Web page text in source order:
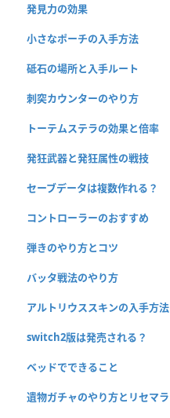
発見力の効果
小さなポーチの入手方法
砥石の場所と入手ルート
刺突カウンターのやり方
トーテムステラの効果と倍率
発狂武器と発狂属性の戦技
セーブデータは複数作れる？
コントローラーのおすすめ
弾きのやり方とコツ
バッタ戦法のやり方
アルトリウススキンの入手方法
switch2版は発売される？
ベッドでできること
遺物ガチャのやり方とリセマラ